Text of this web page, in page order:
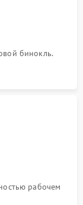
бинокль.
рабочем